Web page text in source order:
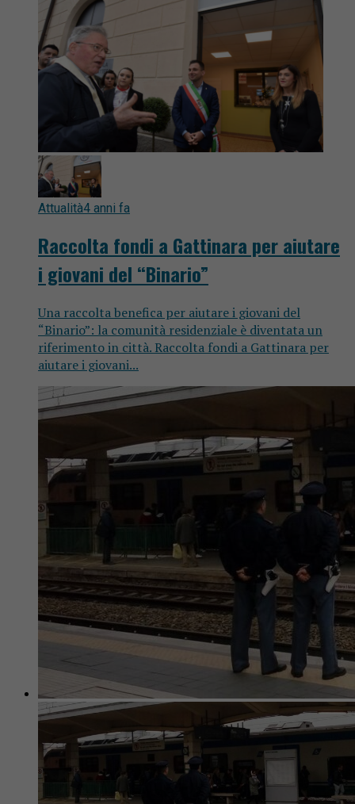
Attualità4 anni fa
Raccolta fondi a Gattinara per aiutare
i giovani del “Binario”
Una raccolta benefica per aiutare i giovani del
“Binario”: la comunità residenziale è diventata un
riferimento in città. Raccolta fondi a Gattinara per
aiutare i giovani...